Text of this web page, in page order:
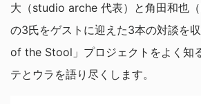
大（studio arche 代表）と角田和也（
の3氏をゲストに迎えた3本の対談を
of the Stool」プロジェクトをよく知
テとウラを語り尽くします。